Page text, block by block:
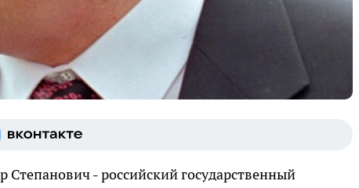
- российский государственный